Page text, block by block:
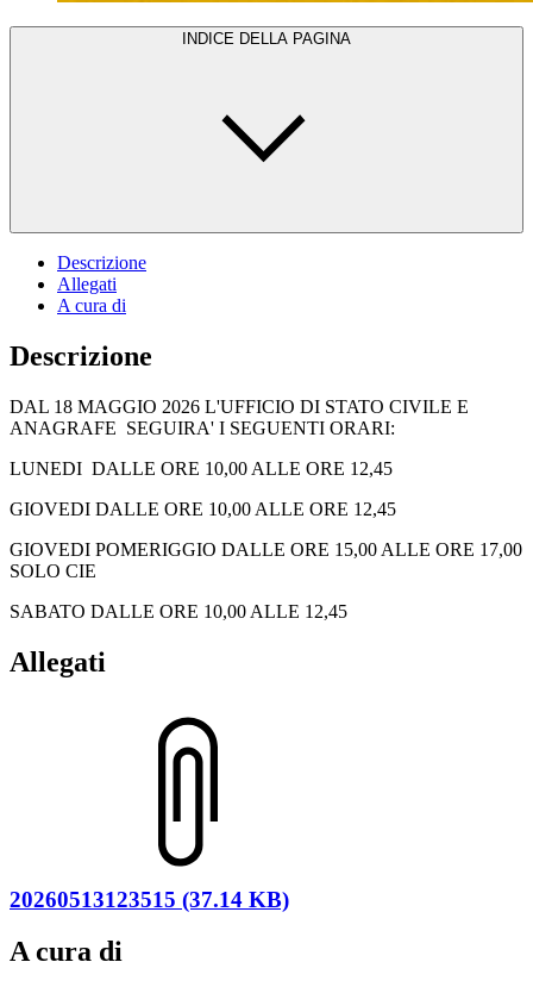
INDICE DELLA PAGINA
Descrizione
Allegati
A cura di
Descrizione
DAL 18 MAGGIO 2026 L'UFFICIO DI STATO CIVILE E
ANAGRAFE SEGUIRA' I SEGUENTI ORARI:
LUNEDI DALLE ORE 10,00 ALLE ORE 12,45
GIOVEDI DALLE ORE 10,00 ALLE ORE 12,45
GIOVEDI POMERIGGIO DALLE ORE 15,00 ALLE ORE 17,00
SOLO CIE
SABATO DALLE ORE 10,00 ALLE 12,45
Allegati
20260513123515 (37.14 KB)
A cura di